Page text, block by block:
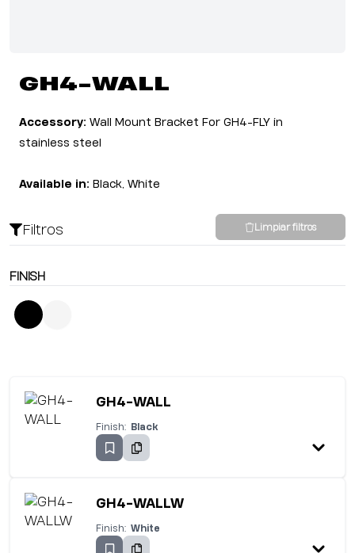
GH4-WALL
Accessory: Wall Mount Bracket For GH4-FLY in
stainless steel
Available in: Black, White
Filtros Limpiar filtros
FINISH
GH4-WALL
Finish: Black
GH4-WALLW
Finish: White